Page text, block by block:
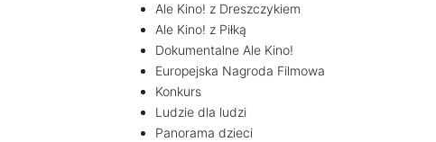
Ale Kino! z Dreszczykiem
Ale Kino! z Piłką
Dokumentalne Ale Kino!
Europejska Nagroda Filmowa
Konkurs
Ludzie dla ludzi
Panorama dzieci